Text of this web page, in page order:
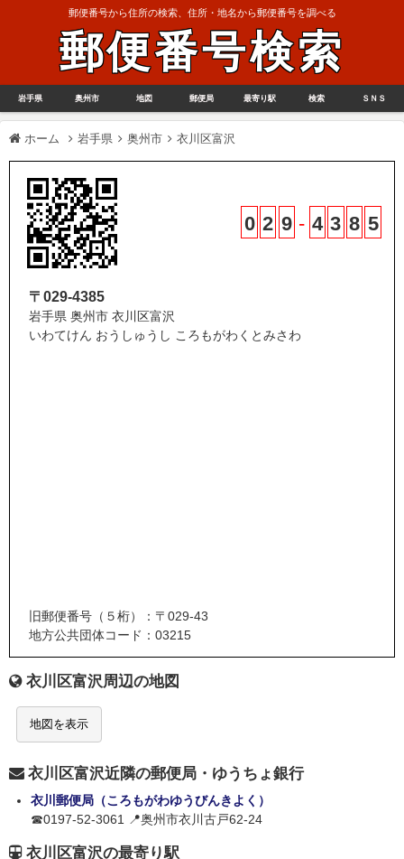
郵便番号から住所の検索、住所・地名から郵便番号を調べる
郵便番号検索
岩手県 奥州市 地図 郵便局 最寄り駅 検索 ＳＮＳ
ホーム 岩手県 奥州市 衣川区富沢
0 2 9 - 4 3 8 5
〒029-4385
岩手県 奥州市 衣川区富沢
いわてけん おうしゅうし ころもがわくとみさわ
旧郵便番号（５桁）：〒029-43
地方公共団体コード：03215
衣川区富沢周辺の地図
地図を表示
衣川区富沢近隣の郵便局・ゆうちょ銀行
衣川郵便局（ころもがわゆうびんきよく）
☎0197-52-3061 📍奥州市衣川古戸62-24
衣川区富沢の最寄り駅